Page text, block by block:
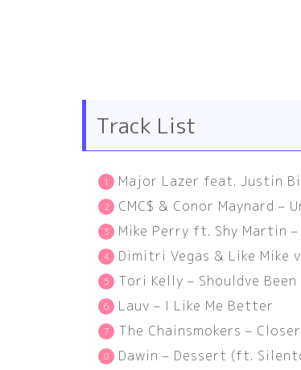
Track List
Major Lazer feat. Justin
CMC$ & Conor Maynard –
Mike Perry ft. Shy Martin –
Dimitri Vegas & Like Mike
Tori Kelly – Shouldve Been
Lauv – I Like Me Better
The Chainsmokers – Closer
Dawin – Dessert (ft.